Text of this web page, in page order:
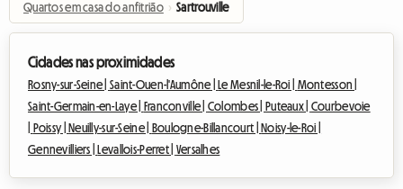
Quartos em casa do anfitrião › Sartrouville
Cidades nas proximidades
Rosny-sur-Seine |Saint-Ouen-l'Aumône | Le Mesnil-le-Roi | Montesson |
Saint-Germain-en-Laye |
Franconville | Colombes | Puteaux | Courbevoie
Poissy | Neuilly-sur-Seine | Boulogne-Billancourt | Noisy-le-Roi |
Gennevilliers |
Levallois-Perret | Versalhes